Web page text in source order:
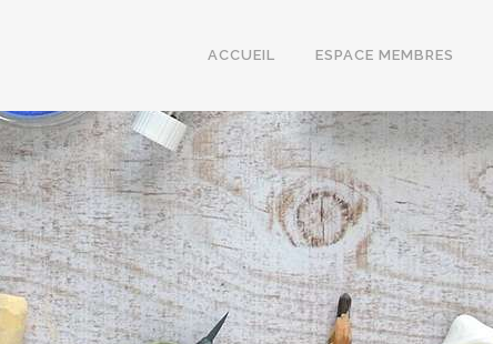
ACCUEIL ESPACE MEMBRES